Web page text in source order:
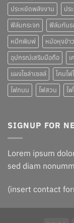
ประหยัดพลังงาน
ปร
ฟิล์มกระจก
ฟิล์มกันร
หมึกพิมพ์
หม้อหุงข้าว
อุปกรณ์เสริมมือถือ
เ
แผงโซล่าเซลล์
โคมไฟ
ไฟถนน
ไฟสวน ไ
SIGNUP FOR
Lorem ipsum
sed diam
(insert contact